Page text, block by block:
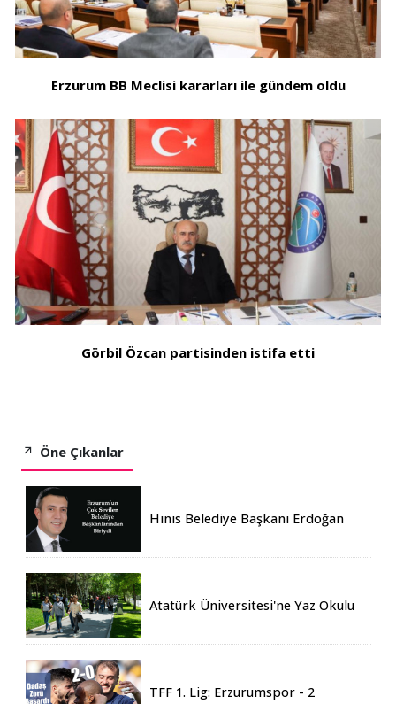
Erzurum BB Meclisi kararları ile gündem oldu
Görbil Özcan partisinden istifa etti
Öne Çıkanlar
Hınıs Belediye Başkanı Erdoğan
Atatürk Üniversitesi'ne Yaz Okulu
TFF 1. Lig: Erzurumspor - 2